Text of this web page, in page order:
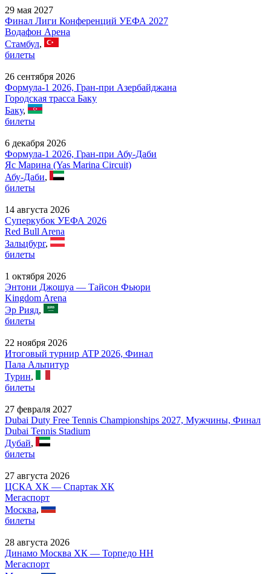
29 мая 2027
Финал Лиги Конференций УЕФА 2027
Водафон Арена
Стамбул,
билеты
26 сентября 2026
Формула-1 2026, Гран-при Азербайджана
Городская трасса Баку
Баку,
билеты
6 декабря 2026
Формула-1 2026, Гран-при Абу-Даби
Яс Марина (Yas Marina Circuit)
Абу-Даби,
билеты
14 августа 2026
Суперкубок УЕФА 2026
Red Bull Arena
Зальцбург,
билеты
1 октября 2026
Энтони Джошуа — Тайсон Фьюри
Kingdom Arena
Эр Рияд,
билеты
22 ноября 2026
Итоговый турнир ATP 2026, Финал
Пала Альпитур
Турин,
билеты
27 февраля 2027
Dubai Duty Free Tennis Championships 2027, Мужчины, Финал
Dubai Tennis Stadium
Дубай,
билеты
27 августа 2026
ЦСКА ХК — Спартак ХК
Мегаспорт
Москва,
билеты
28 августа 2026
Динамо Москва ХК — Торпедо НН
Мегаспорт